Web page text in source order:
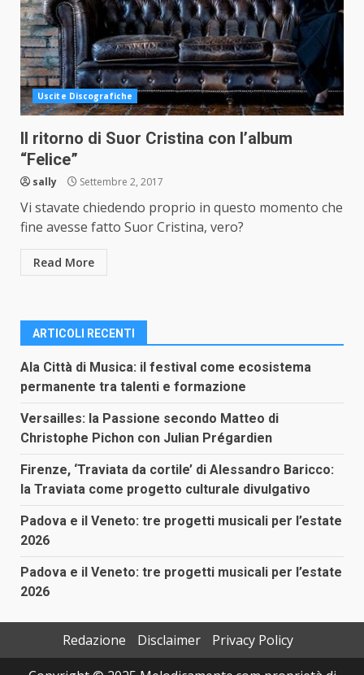
Uscite Discografiche
Il ritorno di Suor Cristina con l’album
“Felice”
sally Settembre 2, 2017
Vi stavate chiedendo proprio in questo momento che
fine avesse fatto Suor Cristina, vero?
Read More
ARTICOLI RECENTI
Ala Città di Musica: il festival come ecosistema
permanente tra talenti e formazione
Versailles: la Passione secondo Matteo di
Christophe Pichon con Julian Prégardien
Firenze, ‘Traviata da cortile’ di Alessandro Baricco:
la Traviata come progetto culturale divulgativo
Padova e il Veneto: tre progetti musicali per l’estate
2026
Padova e il Veneto: tre progetti musicali per l’estate
2026
Redazione Disclaimer
Privacy Policy